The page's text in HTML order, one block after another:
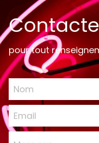
pour tout
Nom
Email